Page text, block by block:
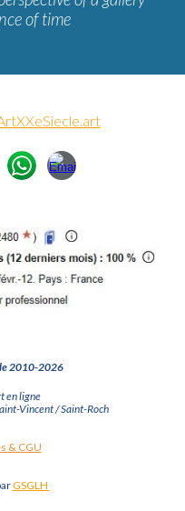
of time
2010-2026
en ligne
Vincent / Saint-Roch
& CGU
GSGLH